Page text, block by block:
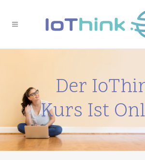
Der
Kurs Ist